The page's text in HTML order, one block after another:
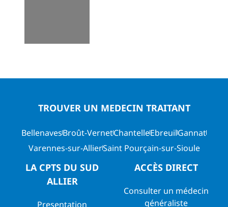
TROUVER UN MEDECIN TRAITANT
BellenavesBroût-VernetChantelleEbreuilGannat
Varennes-sur-AllierSaint Pourçain-sur-Sioule
LA CPTS DU SUD
ALLIER
Presentation
ACCÈS DIRECT
Consulter un médecin
généraliste